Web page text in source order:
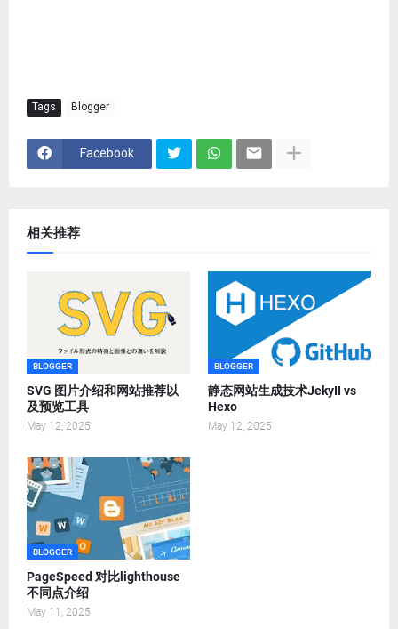
Tags Blogger
Facebook
相关推荐
BLOGGER
SVG 图片介绍和网站推荐以
及预览工具
May 12, 2025
BLOGGER
静态网站生成技术JekyII vs
Hexo
May 12, 2025
BLOGGER
PageSpeed 对比lighthouse
不同点介绍
May 11, 2025